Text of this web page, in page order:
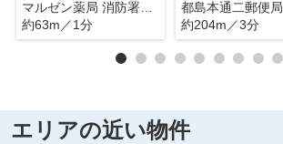
マルゼン薬局 消防署前店
約63m／1分
都島本通二郵便局
約204m／3分
エリアの近い物件